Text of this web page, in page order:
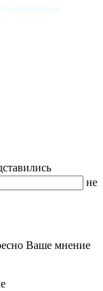
не
Ваше мнение